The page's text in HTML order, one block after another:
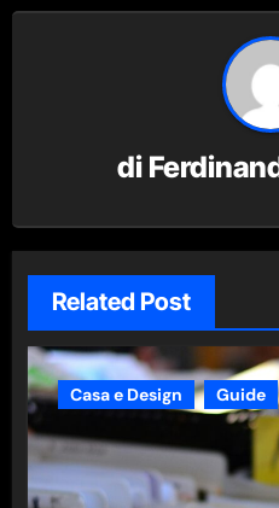
di
Related Post
Casa e Design Guide